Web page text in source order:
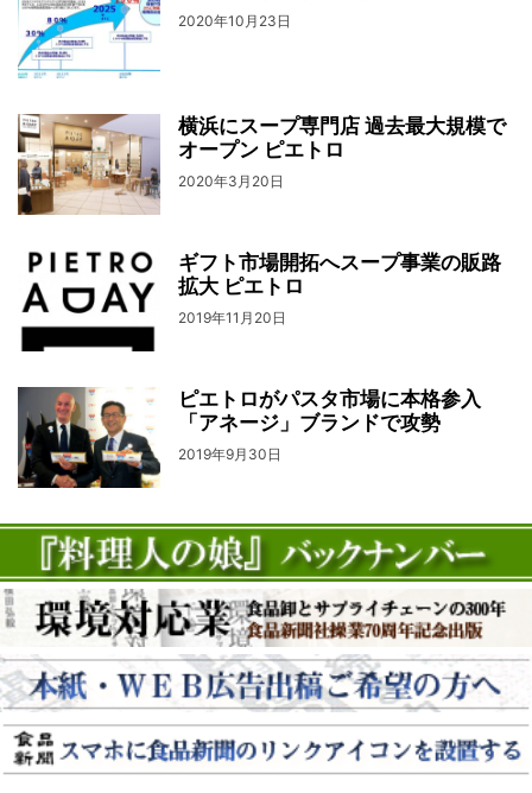
2020年10月23日
横浜にスープ専門店 過去最大規模で
オープン ピエトロ
2020年3月20日
ギフト市場開拓へスープ事業の販路
拡大 ピエトロ
2019年11月20日
ピエトロがパスタ市場に本格参入
「アネージ」ブランドで攻勢
2019年9月30日